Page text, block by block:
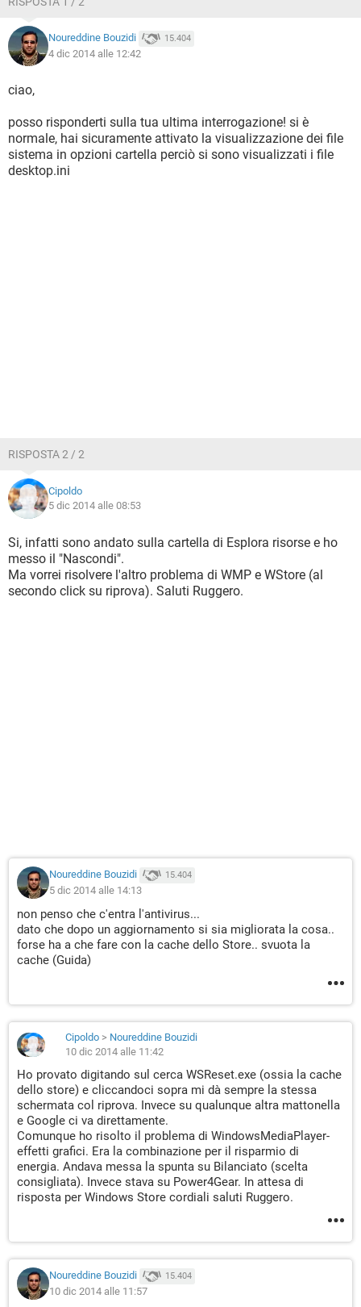
basso la cartella Esplora risorse si apre lentamente. Dopo un
pò meglio. Forse il sistema antivirus McAfee rallenta? Non
vorrei che tutto questo è un problema del sistema operativo
Windows 8.1
e in ogni cartellina. E' normale?
Noureddine Bouzidi 15.404
4 dic 2014 alle 12:42
ciao,
posso risponderti sulla tua ultima interrogazione! si è
normale, hai sicuramente attivato la visualizzazione dei file
sistema in opzioni cartella perciò si sono visualizzati i file
desktop.ini
RISPOSTA 2 / 2
Cipoldo
5 dic 2014 alle 08:53
Si, infatti sono andato sulla cartella di Esplora risorse e ho
messo il "Nascondi".
Ma vorrei risolvere l'altro problema di WMP e WStore (al
secondo click su riprova). Saluti Ruggero.
Noureddine Bouzidi 15.404
5 dic 2014 alle 14:13
non penso che c'entra l'antivirus...
dato che dopo un aggiornamento si sia migliorata la cosa..
forse ha a che fare con la cache dello Store.. svuota la
cache (Guida)
Cipoldo > Noureddine Bouzidi
10 dic 2014 alle 11:42
Ho provato digitando sul cerca WSReset.exe (ossia la cache
dello store) e cliccandoci sopra mi dà sempre la stessa
schermata col riprova. Invece su qualunque altra mattonella
e Google ci va direttamente.
Comunque ho risolto il problema di WindowsMediaPlayer-
effetti grafici. Era la combinazione per il risparmio di
energia. Andava messa la spunta su Bilanciato (scelta
consigliata). Invece stava su Power4Gear. In attesa di
risposta per Windows Store cordiali saluti Ruggero.
Noureddine Bouzidi 15.404
10 dic 2014 alle 11:57